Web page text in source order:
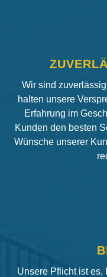
Wir sind
halten unsere
Erfahrung im
Kunden den besten
Wünsche unserer
Unsere Pflicht ist es,